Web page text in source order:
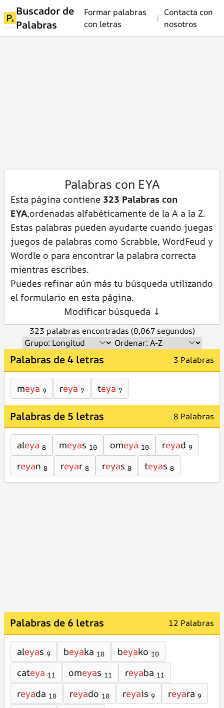
Buscador de
Palabras
Formar palabras
con letras
|
Contacta con
nosotros
Palabras con EYA
Esta página contiene 323 Palabras con
EYA,ordenadas alfabéticamente de la A a la Z.
Estas palabras pueden ayudarte cuando juegas
juegos de palabras como Scrabble, WordFeud y
Wordle o para encontrar la palabra correcta
mientras escribes.
Puedes refinar aún más tu búsqueda utilizando
el formulario en esta página.
Modificar búsqueda ↓
323 palabras encontradas (0,067 segundos)
Palabras de 4 letras 3 Palabras
meya 9 reya 7 teya 7
Palabras de 5 letras 8 Palabras
aleya 8 meyas 10 omeya 10 reyad 9
reyan 8 reyar 8 reyas 8 teyas 8
Palabras de 6 letras 12 Palabras
aleyas 9 beyaka 10 beyako 10
cateya 11 omeyas 11 reyaba 11
reyada 10 reyado 10 reyais 9 reyara 9